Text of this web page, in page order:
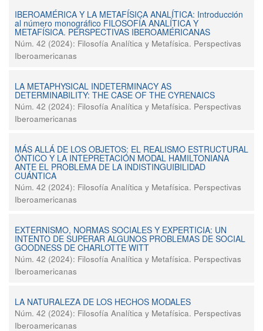
IBEROAMÉRICA Y LA METAFÍSICA ANALÍTICA: Introducción
al número monográfico FILOSOFÍA ANALÍTICA Y
METAFÍSICA. PERSPECTIVAS IBEROAMÉRICANAS
Núm. 42 (2024): Filosofía Analítica y Metafísica. Perspectivas
Iberoamericanas
LA METAPHYSICAL INDETERMINACY AS
DETERMINABILITY: THE CASE OF THE CYRENAICS
Núm. 42 (2024): Filosofía Analítica y Metafísica. Perspectivas
Iberoamericanas
MÁS ALLÁ DE LOS OBJETOS: EL REALISMO ESTRUCTURAL
ÓNTICO Y LA INTEPRETACIÓN MODAL HAMILTONIANA
ANTE EL PROBLEMA DE LA INDISTINGUIBILIDAD
CUÁNTICA
Núm. 42 (2024): Filosofía Analítica y Metafísica. Perspectivas
Iberoamericanas
EXTERNISMO, NORMAS SOCIALES Y EXPERTICIA: UN
INTENTO DE SUPERAR ALGUNOS PROBLEMAS DE SOCIAL
GOODNESS DE CHARLOTTE WITT
Núm. 42 (2024): Filosofía Analítica y Metafísica. Perspectivas
Iberoamericanas
LA NATURALEZA DE LOS HECHOS MODALES
Núm. 42 (2024): Filosofía Analítica y Metafísica. Perspectivas
Iberoamericanas